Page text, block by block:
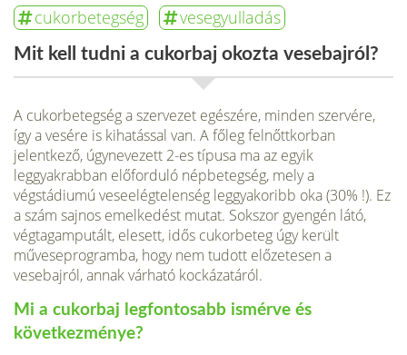
cukorbetegség vesegyulladás
Mit kell tudni a cukorbaj okozta vesebajról?
A cukorbetegség a szervezet egészére, minden szervére,
így a vesére is kihatással van. A főleg felnőttkorban
jelentkező, úgynevezett 2-es típusa ma az egyik
leggyakrabban előforduló népbetegség, mely a
végstádiumú veseelégtelenség leggyakoribb oka (30% !). Ez
a szám sajnos emelkedést mutat. Sokszor gyengén látó,
végtagamputált, elesett, idős cukorbeteg úgy került
műveseprogramba, hogy nem tudott előzetesen a
vesebajról, annak várható kockázatáról.
Mi a cukorbaj legfontosabb ismérve és
következménye?